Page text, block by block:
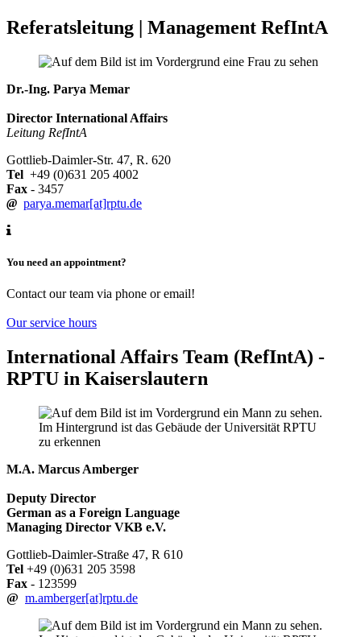
Referatsleitung | Management RefIntA
Dr.-Ing. Parya Memar
Director International Affairs
Leitung RefIntA
Gottlieb-Daimler-Str. 47, R. 620
Tel +49 (0)631 205 4002
Fax - 3457
@ parya.memar[at]rptu.de
You need an appointment?
Contact our team via phone or email!
Our service hours
International Affairs Team (RefIntA) -
RPTU in Kaiserslautern
M.A. Marcus Amberger
Deputy Director
German as a Foreign Language
Managing Director VKB e.V.
Gottlieb-Daimler-Straße 47, R 610
Tel +49 (0)631 205 3598
Fax - 123599
@ m.amberger[at]rptu.de